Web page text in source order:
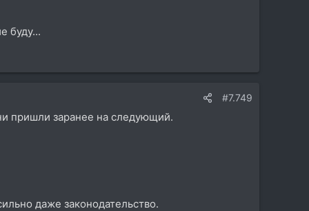
буду...
#7.749
пришли заранее на следующий.
даже законодательство.